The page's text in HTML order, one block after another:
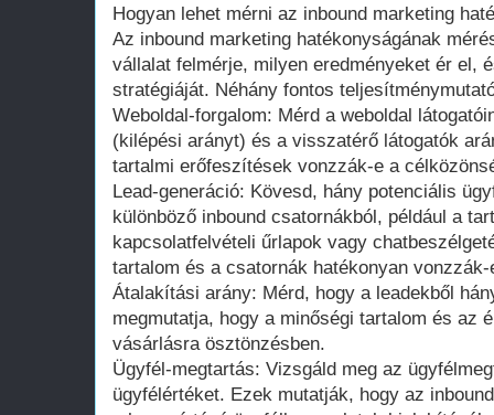
Hogyan lehet mérni az inbound marketing
Az inbound marketing hatékonyságának
vállalat felmérje, milyen eredményeket ér el,
stratégiáját. Néhány fontos
Weboldal-forgalom: Mérd a weboldal
(kilépési arányt) és a visszatérő látogatók
tartalmi erőfeszítések vonzzák-e a
Lead-generáció: Kövesd, hány potenciális
különböző inbound csatornákból, például a
kapcsolatfelvételi űrlapok vagy
tartalom és a csatornák hatékonyan
Átalakítási arány: Mérd, hogy a leadekből
megmutatja, hogy a minőségi tartalom és az
vásárlásra ösztönzésben.
Ügyfél-megtartás: Vizsgáld meg az
ügyfélértéket. Ezek mutatják, hogy az